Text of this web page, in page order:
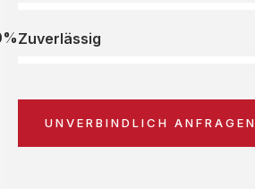
Zuverlässig
UNVERBINDLICH ANFRAGEN